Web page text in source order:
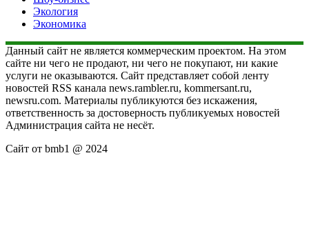
Экология
Экономика
Данный сайт не является коммерческим проектом. На этом
сайте ни чего не продают, ни чего не покупают, ни какие
услуги не оказываются. Сайт представляет собой ленту
новостей RSS канала news.rambler.ru, kommersant.ru,
newsru.com. Материалы публикуются без искажения,
ответственность за достоверность публикуемых новостей
Администрация сайта не несёт.
Сайт от bmb1 @ 2024